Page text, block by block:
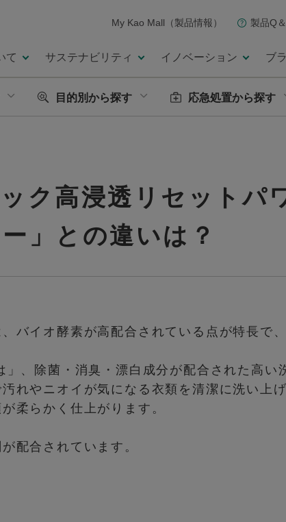
My Kao Mall（製品情報） 製品Q
て サステナビリティ イノベーション ブ
目的別から探す 応急処置から探す
ック高浸透リセットパ
」との違いは？
バイオ酵素が高配合されている点が特長で
」、除菌・消臭・漂白成分が配合された高
れやニオイが気になる衣類を清潔に洗い上
柔らかく仕上がります。
配合されています。